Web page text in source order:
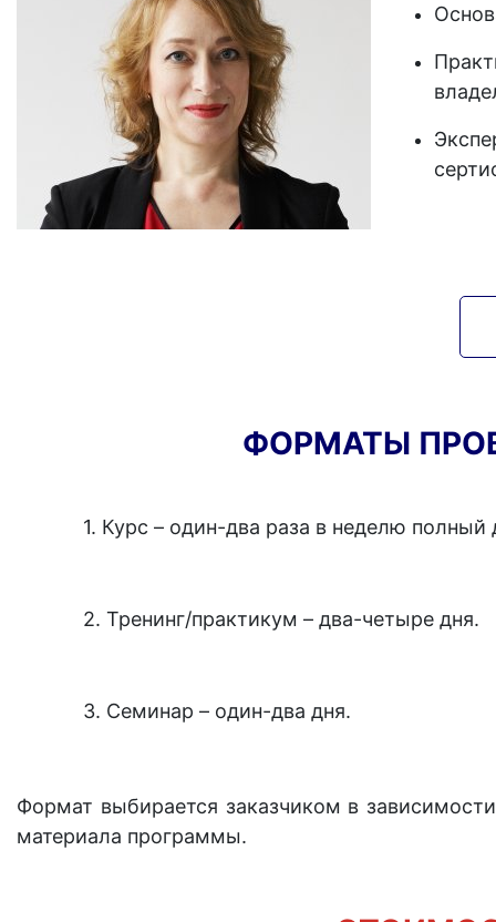
ФОРМАТЫ
1. Курс – один-два раза в неделю полный
2. Тренинг/практикум – два-четыре дня.
3. Семинар – один-два дня.
Формат выбирается заказчиком в
материала программы.